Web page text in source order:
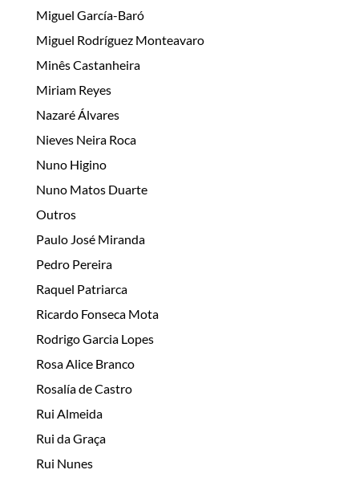
Miguel García-Baró
Miguel Rodríguez Monteavaro
Minês Castanheira
Miriam Reyes
Nazaré Álvares
Nieves Neira Roca
Nuno Higino
Nuno Matos Duarte
Outros
Paulo José Miranda
Pedro Pereira
Raquel Patriarca
Ricardo Fonseca Mota
Rodrigo Garcia Lopes
Rosa Alice Branco
Rosalía de Castro
Rui Almeida
Rui da Graça
Rui Nunes